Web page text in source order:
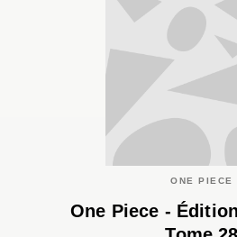
ONE PIECE
One Piece -